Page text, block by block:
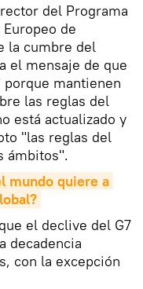
del Programa
de
la cumbre del
el mensaje de que
mantienen
las reglas del
está actualizado y
"las reglas del
ámbitos".
mundo quiere a
el declive del G7
decadencia
con la excepción